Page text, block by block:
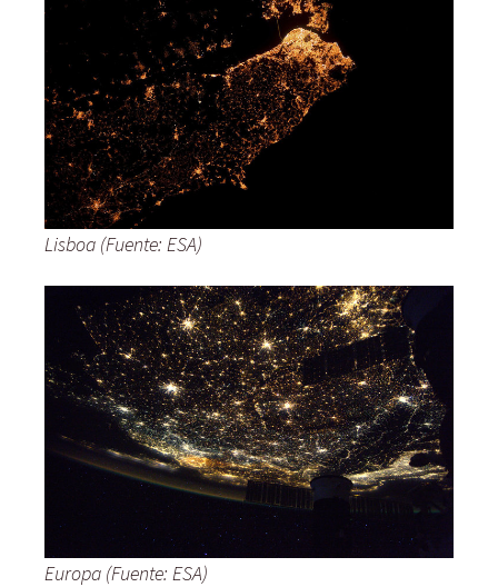
Lisboa (Fuente: ESA)
Europa (Fuente: ESA)